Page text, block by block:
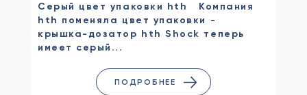
Серый цвет упаковки hth Компания
hth поменяла цвет упаковки -
крышка-дозатор hth Shock теперь
имеет серый...
ПОДРОБНЕЕ